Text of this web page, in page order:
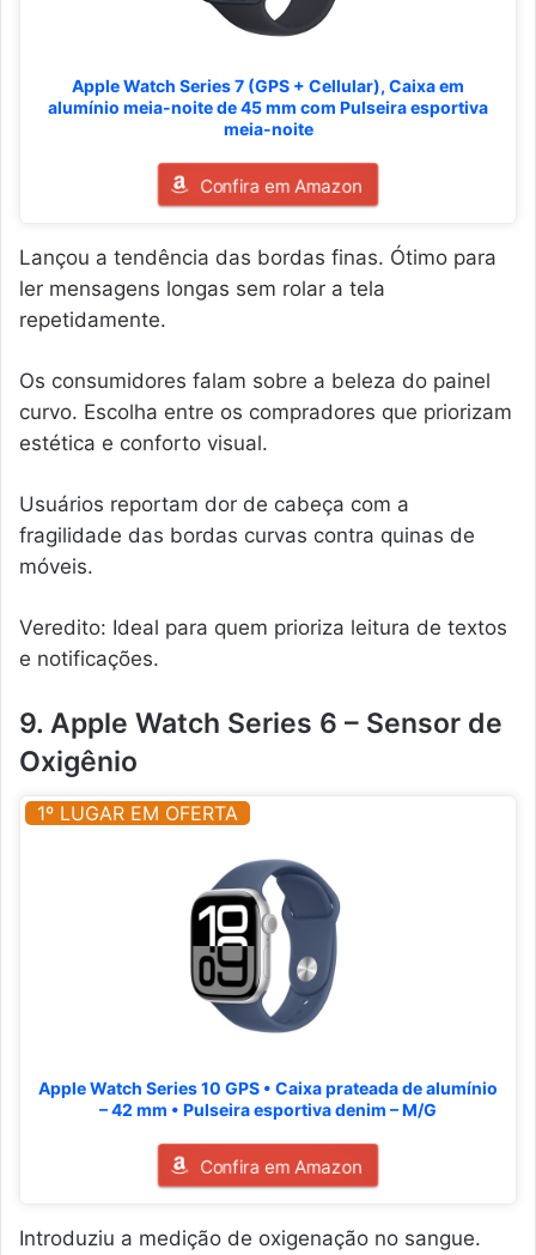
Apple Watch Series 7 (GPS + Cellular), Caixa em
alumínio meia-noite de 45 mm com Pulseira esportiva
meia-noite
Confira em Amazon
Lançou a tendência das bordas finas. Ótimo para
ler mensagens longas sem rolar a tela
repetidamente.
Os consumidores falam sobre a beleza do painel
curvo. Escolha entre os compradores que priorizam
estética e conforto visual.
Usuários reportam dor de cabeça com a
fragilidade das bordas curvas contra quinas de
móveis.
Veredito: Ideal para quem prioriza leitura de textos
e notificações.
9. Apple Watch Series 6 – Sensor de
Oxigênio
1º LUGAR EM OFERTA
Apple Watch Series 10 GPS • Caixa prateada de alumínio
– 42 mm • Pulseira esportiva denim – M/G
Confira em Amazon
Introduziu a medição de oxigenação no sangue.